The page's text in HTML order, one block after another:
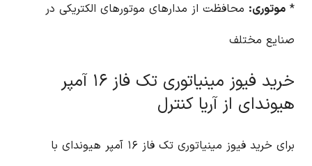
* موتوری: محافظت از مدارهای موتورهای الکتریکی در
صنایع مختلف
خرید فیوز مینیاتوری تک فاز ۱۶ آمپر
هیوندای از آریا کنترل
برای خرید فیوز مینیاتوری تک فاز ۱۶ آمپر هیوندای با